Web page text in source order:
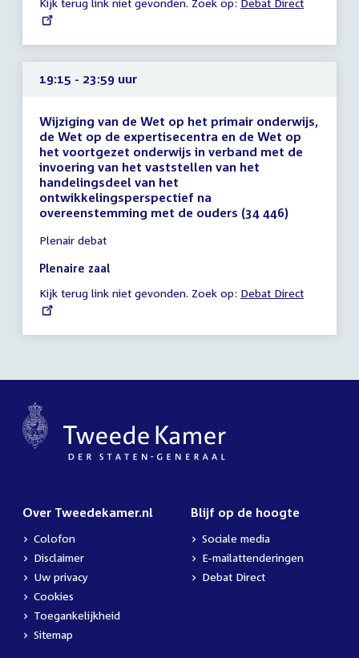
23:59
uur
Kijk terug link niet gevonden. Zoek op: External
Debat Direct
19:15 - 23:59 uur
Wijziging van de Wet op het primair onderwijs,
de Wet op de expertisecentra en de Wet op
het voortgezet onderwijs in verband met de
invoering van het vaststellen van het
handelingsdeel van het
ontwikkelingsperspectief na
overeenstemming met de ouders (34 446)
vergadering
19:15
23:59
uur
Plenair debat
Plenaire zaal
Kijk terug link niet gevonden. Zoek op: External
Debat Direct
Over Tweedekamer.nl
Colofon
Disclaimer
Uw privacy
Cookies
Toegankelijkheid
Sitemap
Blijf op de hoogte
Sociale media
E-mailattenderingen
Debat Direct